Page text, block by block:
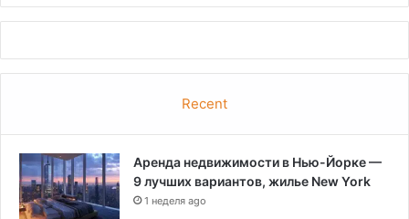
Recent
Аренда недвижимости в Нью-Йорке —
9 лучших вариантов, жилье New York
1 неделя ago